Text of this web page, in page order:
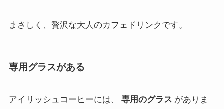
まさしく、贅沢な大人のカフェドリンクです。
専用グラスがある
アイリッシュコーヒーには、 専用のグラス がありま